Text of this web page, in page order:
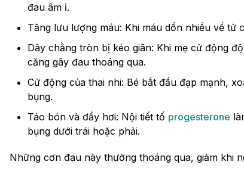
đau âm ỉ.
Tăng lưu lượng máu: Khi máu dồn nhiều về tử
Dây chằng tròn bị kéo giãn: Khi mẹ cử động
căng gây đau thoáng qua.
Cử động của thai nhi: Bé bắt đầu đạp mạnh,
bụng.
Táo bón và đầy hơi: Nội tiết tố progesterone
bụng dưới trái hoặc phải.
Những cơn đau này thường thoáng qua, giảm khi